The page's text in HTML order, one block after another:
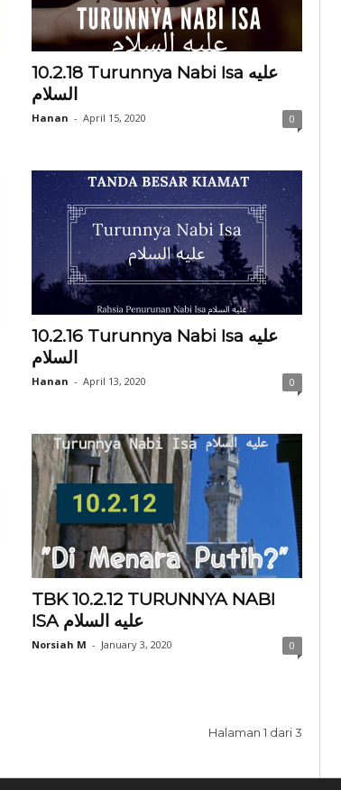
10.2.18 Turunnya Nabi Isa عليه
السلام
Hanan - April 15, 2020 0
10.2.16 Turunnya Nabi Isa عليه
السلام
Hanan - April 13, 2020 0
TBK 10.2.12 TURUNNYA NABI
ISA عليه السلام
Norsiah M - January 3, 2020 0
Halaman 1 dari 3